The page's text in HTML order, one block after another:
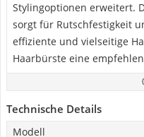
Stylingoptionen erweitert.
sorgt für Rutschfestigkeit
effiziente und vielseitige
Haarbürste eine
Technische Details
Modell